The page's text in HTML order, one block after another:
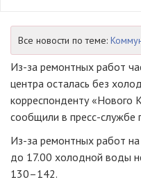
Все новости по теме:
Из-за ремонтных работ
центра осталась без
корреспонденту «Нового
сообщили в пресс-службе
Из-за ремонтных работ
до 17.00 холодной воды
130–142.